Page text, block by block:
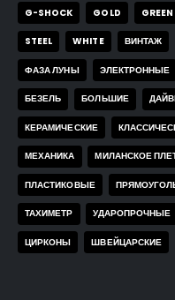
G-SHOCK GOLD GREEN
STEEL WHITE ВИНТАЖ
ФАЗА ЛУНЫ ЭЛЕКТРОННЫЕ
БЕЗЕЛЬ БОЛЬШИЕ
КЕРАМИЧЕСКИЕ
МЕХАНИКА МИЛАНСКОЕ
ПЛАСТИКОВЫЕ
ТАХИМЕТР УДАРОПРОЧНЫЕ
ЦИРКОНЫ ШВЕЙЦАРСКИЕ